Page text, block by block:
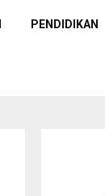
PENDIDIKAN